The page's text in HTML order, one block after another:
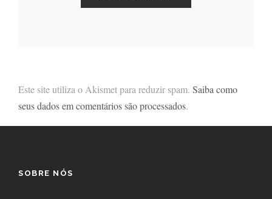
Este site utiliza o Akismet para reduzir spam. Saiba como
seus dados em comentários são processados.
SOBRE NÓS